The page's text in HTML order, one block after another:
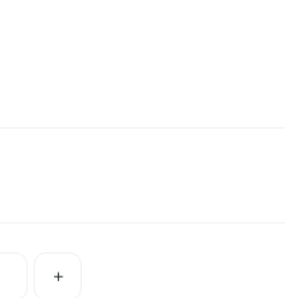
+